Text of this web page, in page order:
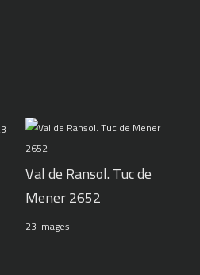
Val de Ransol. Tuc de
Mener 2652
23 Images